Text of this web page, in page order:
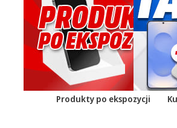
Produkty po ekspozycji